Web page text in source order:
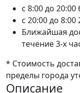
c 8:00 до 20:00
c 20:00 до 8:00
Ближайшая
течение 3-х
* Стоимость
пределы города
Описание